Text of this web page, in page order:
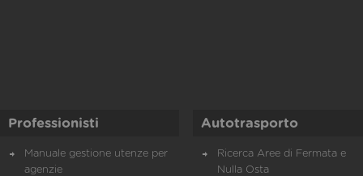
Professionisti
Manuale gestione utenze per
agenzie
Autotrasporto
Ricerca Aree di Fermata e
Nulla Osta